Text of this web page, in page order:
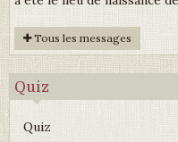
Tous les messages
Quiz
Quiz